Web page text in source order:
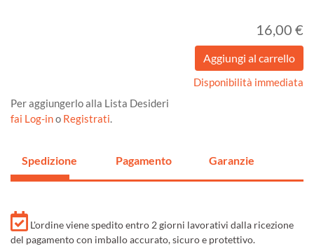
16,00 €
Disponibilità immediata
Per aggiungerlo alla Lista Desideri
fai Log-ino Registrati.
Spedizione Pagamento Garanzie
L'ordine viene spedito entro 2 giorni lavorativi dalla ricezione
del pagamento con imballo accurato, sicuro e protettivo.